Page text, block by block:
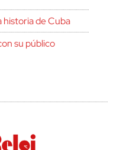
historia de Cuba
su público